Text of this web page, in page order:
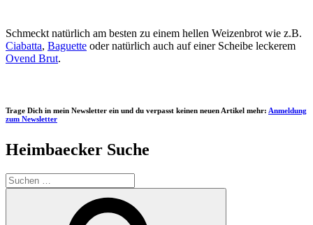
Schmeckt natürlich am besten zu einem hellen Weizenbrot wie z.B.
Ciabatta, Baguette oder natürlich auch auf einer Scheibe leckerem
Ovend Brut.
Trage Dich in mein Newsletter ein und du verpasst keinen neuen Artikel mehr: Anmeldung
zum Newsletter
Heimbaecker Suche
Suchen
nach: